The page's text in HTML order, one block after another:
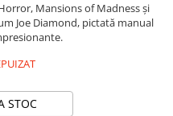
Mansions of Madness și
Joe Diamond, pictată manual
STOC